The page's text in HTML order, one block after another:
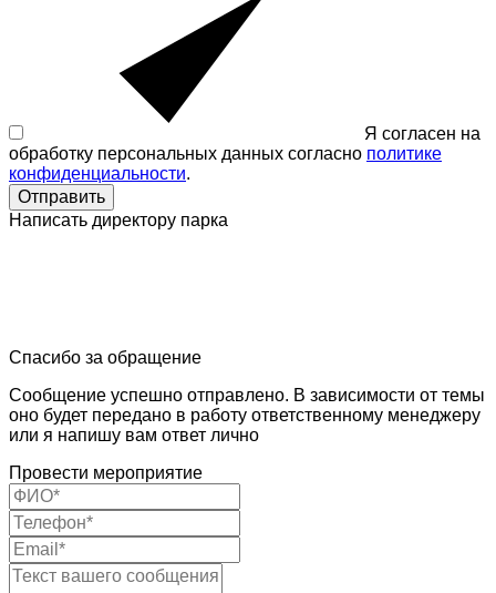
Я согласен на
обработку персональных данных согласно политике
конфиденциальности.
Отправить
Написать директору парка
Спасибо за обращение
Сообщение успешно отправлено. В зависимости от темы
оно будет передано в работу ответственному менеджеру
или я напишу вам ответ лично
Провести мероприятие